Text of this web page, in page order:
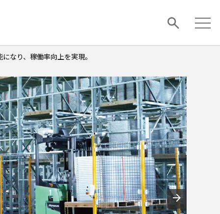
なり、稼働率向上を実現。
arrow_forward